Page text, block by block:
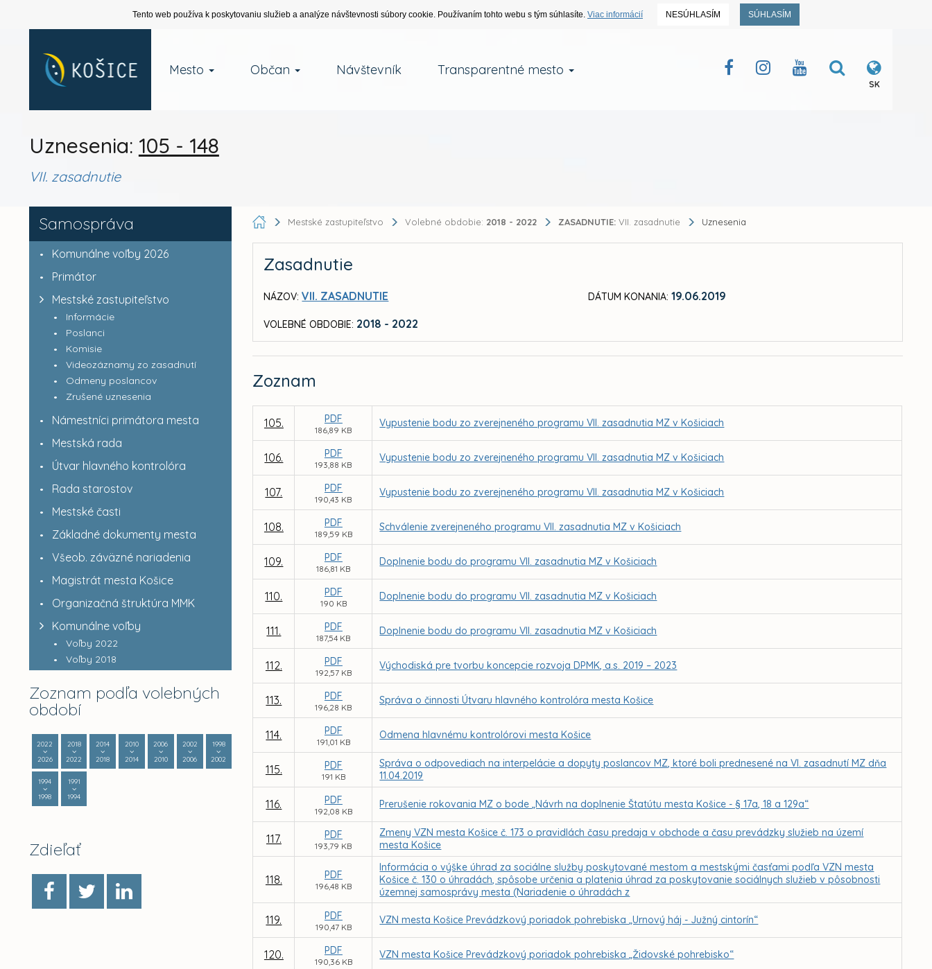
Tento web používa k poskytovaniu služieb a analýze návštevnosti súbory cookie. Používaním tohto webu s tým súhlasíte. Viac informácií NESÚHLASÍM SÚHLASÍM
Mesto Občan Návštevník Transparentné mesto
SK
Uznesenia: 105 - 148
VII. zasadnutie
Samospráva
Komunálne voľby 2026
Primátor
Mestské zastupiteľstvo
Informácie
Poslanci
Komisie
Videozáznamy zo zasadnutí
Odmeny poslancov
Zrušené uznesenia
Námestníci primátora mesta
Mestská rada
Útvar hlavného kontrolóra
Rada starostov
Mestské časti
Základné dokumenty mesta
Všeob. záväzné nariadenia
Magistrát mesta Košice
Organizačná štruktúra MMK
Komunálne voľby
Voľby 2022
Voľby 2018
Zoznam podľa volebných
období
2022
2026
2018
2022
2014
2018
2010
2014
2006
2010
2002
2006
1998
2002
1994
1998
1991
1994
Zdieľať
Mestské zastupiteľstvo Volebné obdobie: 2018 - 2022 ZASADNUTIE: VII. zasadnutie Uznesenia
Zasadnutie
NÁZOV: VII. ZASADNUTIE
VOLEBNÉ OBDOBIE: 2018 - 2022
DÁTUM KONANIA: 19.06.2019
Zoznam
105. PDF
186,89 KB
Vypustenie bodu zo zverejneného programu VII. zasadnutia MZ v Košiciach
106. PDF
193,88 KB
Vypustenie bodu zo zverejneného programu VII. zasadnutia MZ v Košiciach
107. PDF
190,43 KB
Vypustenie bodu zo zverejneného programu VII. zasadnutia MZ v Košiciach
108. PDF
189,59 KB
Schválenie zverejneného programu VII. zasadnutia MZ v Košiciach
109. PDF
186,81 KB
Doplnenie bodu do programu VII. zasadnutia MZ v Košiciach
110. PDF
190 KB
Doplnenie bodu do programu VII. zasadnutia MZ v Košiciach
111. PDF
187,54 KB
Doplnenie bodu do programu VII. zasadnutia MZ v Košiciach
112. PDF
192,57 KB
Východiská pre tvorbu koncepcie rozvoja DPMK, a.s. 2019 – 2023
113. PDF
196,28 KB
Správa o činnosti Útvaru hlavného kontrolóra mesta Košice
114. PDF
191,01 KB
Odmena hlavnému kontrolórovi mesta Košice
115. PDF
191 KB
Správa o odpovediach na interpelácie a dopyty poslancov MZ, ktoré boli prednesené na VI. zasadnutí MZ dňa
11.04.2019
116. PDF
192,08 KB
Prerušenie rokovania MZ o bode „Návrh na doplnenie Štatútu mesta Košice - § 17a, 18 a 129a“
117. PDF
193,79 KB
Zmeny VZN mesta Košice č. 173 o pravidlách času predaja v obchode a času prevádzky služieb na území
mesta Košice
118. PDF
196,48 KB
Informácia o výške úhrad za sociálne služby poskytované mestom a mestskými časťami podľa VZN mesta
Košice č. 130 o úhradách, spôsobe určenia a platenia úhrad za poskytovanie sociálnych služieb v pôsobnosti
územnej samosprávy mesta (Nariadenie o úhradách z
119. PDF
190,47 KB
VZN mesta Košice Prevádzkový poriadok pohrebiska „Urnový háj - Južný cintorín“
120. PDF
190,36 KB
VZN mesta Košice Prevádzkový poriadok pohrebiska „Židovské pohrebisko“